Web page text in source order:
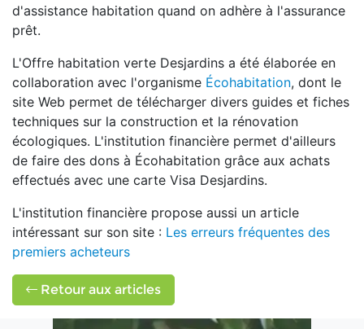
d'assistance habitation quand on adhère à l'assurance
prêt.
L'Offre habitation verte Desjardins a été élaborée en
collaboration avec l'organisme Écohabitation, dont le
site Web permet de télécharger divers guides et fiches
techniques sur la construction et la rénovation
écologiques. L'institution financière permet d'ailleurs
de faire des dons à Écohabitation grâce aux achats
effectués avec une carte Visa Desjardins.
L'institution financière propose aussi un article
intéressant sur son site : Les erreurs fréquentes des
premiers acheteurs
Retour aux articles